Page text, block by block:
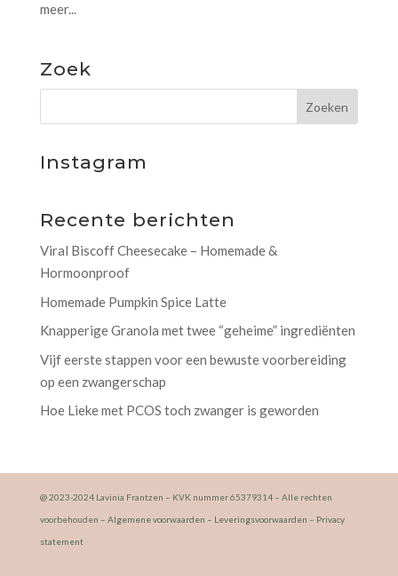
meer...
Zoek
Instagram
Recente berichten
Viral Biscoff Cheesecake – Homemade &
Hormoonproof
Homemade Pumpkin Spice Latte
Knapperige Granola met twee “geheime” ingrediënten
Vijf eerste stappen voor een bewuste voorbereiding
op een zwangerschap
Hoe Lieke met PCOS toch zwanger is geworden
@ 2023-2024 Lavinia Frantzen – KVK nummer 65379314 – Alle rechten
voorbehouden – Algemene voorwaarden – Leveringsvoorwaarden – Privacy
statement